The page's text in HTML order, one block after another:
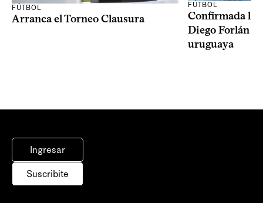
FÚTBOL
Arranca el Torneo Clausura
FÚTBOL
Confirmada la
Diego Forlán
uruguaya
Ingresar
Suscribite